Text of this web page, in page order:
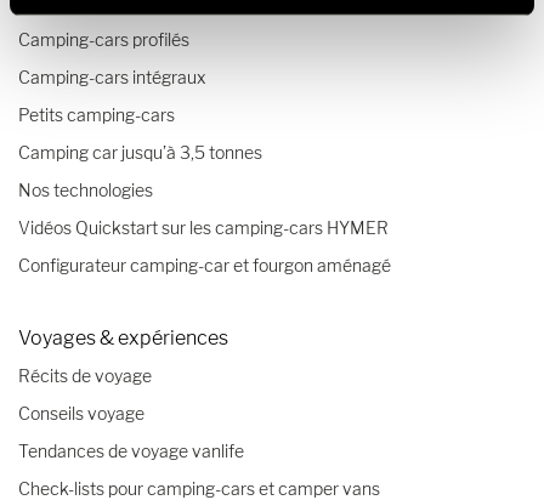
Camping-cars profilés
Camping-cars intégraux
Petits camping-cars
Camping car jusqu’à 3,5 tonnes
Nos technologies
Vidéos Quickstart sur les camping-cars HYMER
Configurateur camping-car et fourgon aménagé
Voyages & expériences
Récits de voyage
Conseils voyage
Tendances de voyage vanlife
Check-lists pour camping-cars et camper vans